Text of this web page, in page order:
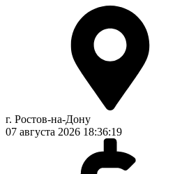
г. Ростов-на-Дону
07 августа 2026 18:36:19